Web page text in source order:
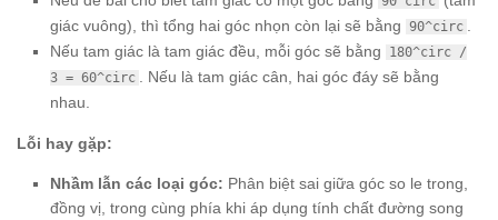
giác vuông), thì tổng hai góc nhọn còn lại sẽ bằng 90^circ
Nếu tam giác là tam giác đều, mỗi góc sẽ bằng
180^circ /
3 = 60^circ
. Nếu là tam giác cân, hai góc đáy sẽ bằng
nhau.
Lỗi hay gặp:
Nhầm lẫn các loại góc: Phân biệt sai giữa góc so le trong,
đồng vị, trong cùng phía khi áp dụng tính chất đường song